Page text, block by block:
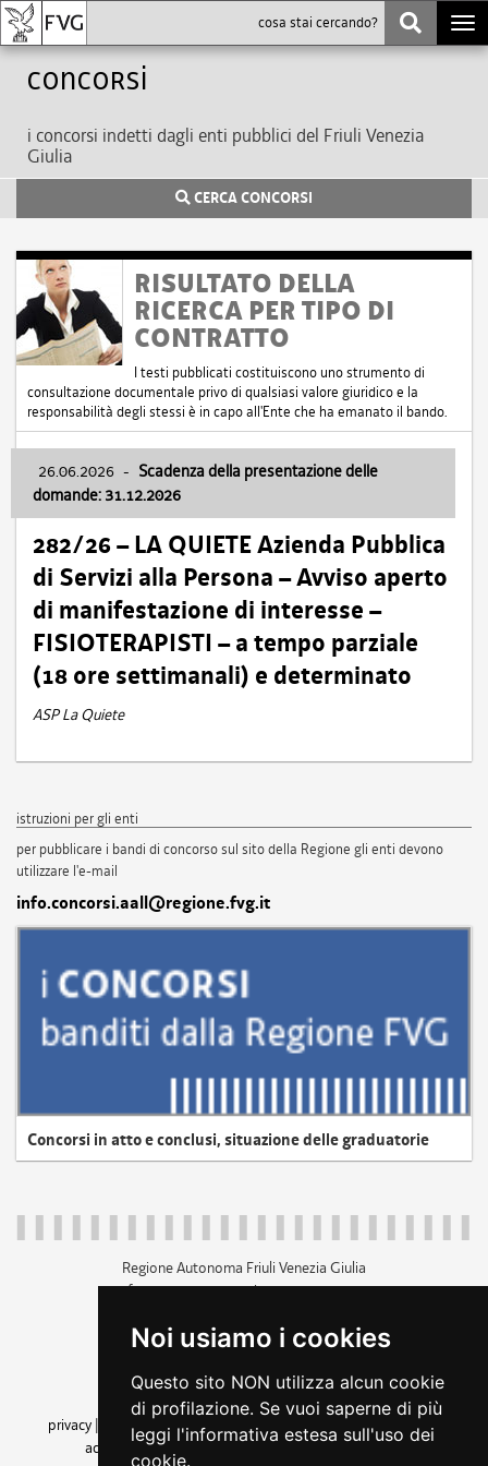
Noi usiamo i cookies
Questo sito NON utilizza alcun cookie
di profilazione. Se vuoi saperne di più
leggi l'informativa estesa sull'uso dei
cookie.
Concorsi
i concorsi indetti dagli enti pubblici del Friuli Venezia
Giulia
CERCA CONCORSI
RISULTATO DELLA
RICERCA PER TIPO DI
CONTRATTO
I testi pubblicati costituiscono uno strumento di
consultazione documentale privo di qualsiasi valore giuridico e la
responsabilità degli stessi è in capo all'Ente che ha emanato il bando.
26.06.2026 - Scadenza della presentazione delle
domande: 31.12.2026
282/26 – LA QUIETE Azienda Pubblica
di Servizi alla Persona – Avviso aperto
di manifestazione di interesse –
FISIOTERAPISTI – a tempo parziale
(18 ore settimanali) e determinato
ASP La Quiete
istruzioni per gli enti
per pubblicare i bandi di concorso sul sito della Regione gli enti devono
utilizzare l'e-mail
info.concorsi.aall@regione.fvg.it
Concorsi in atto e conclusi, situazione delle graduatorie
Regione Autonoma Friuli Venezia Giulia
c.f. 80014930327; p.iva 00526040324
+39 040 3771111
amministrazione trasparente
privacy
cookie |note legali accessibilità
dichiarazione di
accessibilità| feedback cambio preferenze cookie